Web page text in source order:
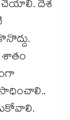
చేయాలి. దేశ
శాతం